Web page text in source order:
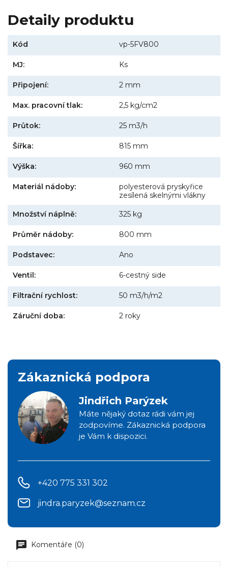
Detaily produktu
Kód vp-5FV800
MJ: Ks
Připojení: 2 mm
Max. pracovní tlak: 2,5 kg/cm2
Průtok: 25 m3/h
Šířka: 815 mm
Výška: 960 mm
Materiál nádoby:
polyesterová pryskyřice
zesílená skelnými vlákny
Množství náplně: 325 kg
Průměr nádoby: 800 mm
Podstavec: Ano
Ventil: 6-cestný side
Filtrační rychlost: 50 m3/h/m2
Záruční doba: 2 roky
Zákaznická podpora
Jindřich Parýzek
Máte nějaký dotaz rádi vám jej
zodpovíme. Zákaznická podpora
je Vám k dispozici.
+420 775 331 302
jindra.paryzek@seznam.cz
Komentáře (0)